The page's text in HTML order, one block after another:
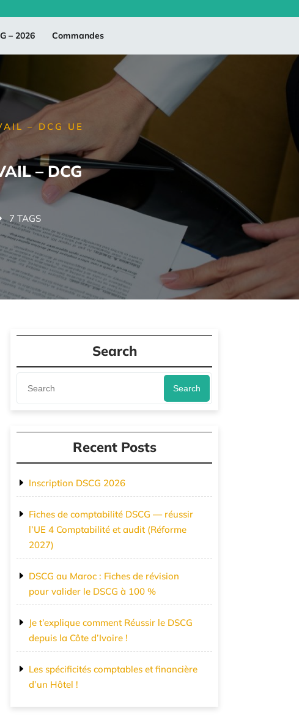
– 2026 Commandes
– DCG UE
– DCG
7 TAGS
Search
Search
Recent Posts
Inscription DSCG 2026
Fiches de comptabilité DSCG — réussir
l’UE 4 Comptabilité et audit (Réforme
2027)
DSCG au Maroc : Fiches de révision
pour valider le DSCG à 100 %
Je t’explique comment Réussir le DSCG
depuis la Côte d’Ivoire !
Les spécificités comptables et financière
d’un Hôtel !